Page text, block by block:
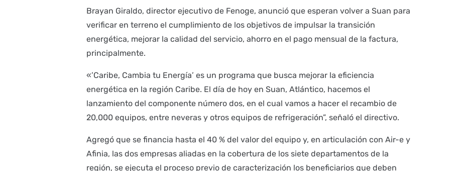
Brayan Giraldo, director ejecutivo de Fenoge, anunció que esperan volver a Suan para
verificar en terreno el cumplimiento de los objetivos de impulsar la transición
energética, mejorar la calidad del servicio, ahorro en el pago mensual de la factura,
principalmente.
«’Caribe, Cambia tu Energía’ es un programa que busca mejorar la eficiencia
energética en la región Caribe. El día de hoy en Suan, Atlántico, hacemos el
lanzamiento del componente número dos, en el cual vamos a hacer el recambio de
20,000 equipos, entre neveras y otros equipos de refrigeración”, señaló el directivo.
Agregó que se financia hasta el 40 % del valor del equipo y, en articulación con Air-e y
Afinia, las dos empresas aliadas en la cobertura de los siete departamentos de la
región, se ejecuta el proceso previo de caracterización los beneficiarios que deben